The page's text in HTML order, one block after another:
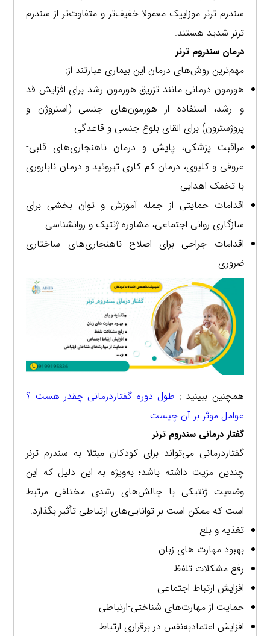
سندرم ترنر موزاییک معمولا خفیف‌تر و متفاوت‌تر از سندرم
ترنر شدید هستند.
درمان سندروم ترنر
مهم‌ترین روش‌های درمان این بیماری عبارتند از:
هورمون درمانی مانند تزریق هورمون رشد برای افزایش قد
و رشد، استفاده از هورمون‌های جنسی (استروژن و
پروژسترون) برای القای بلوغ جنسی و قاعدگی
مراقبت پزشکی، پایش و درمان ناهنجاری‌های قلبی-
عروقی و کلیوی، درمان کم کاری تیروئید و درمان ناباروری
با تخمک اهدایی
اقدامات حمایتی از جمله آموزش و توان بخشی برای
سازگاری روانی-اجتماعی، مشاوره ژنتیک و روانشناسی
اقدامات جراحی برای اصلاح ناهنجاری‌های ساختاری
ضروری
همچنین ببینید : طول دوره گفتاردرمانی چقدر هست ؟
عوامل موثر بر آن چیست
گفتار درمانی سندروم ترنر
گفتاردرمانی می‌تواند برای کودکان مبتلا به سندرم ترنر
چندین مزیت داشته باشد؛ به‌ویژه به این دلیل که این
وضعیت ژنتیکی با چالش‌های رشدی مختلفی مرتبط
است که ممکن است بر توانایی‌های ارتباطی تأثیر بگذارد.
تغذیه و بلع
بهبود مهارت های زبان
رفع مشکلات تلفظ
افزایش ارتباط اجتماعی
حمایت از مهارت‌های شناختی-ارتباطی
افزایش اعتمادبه‌نفس در برقراری ارتباط